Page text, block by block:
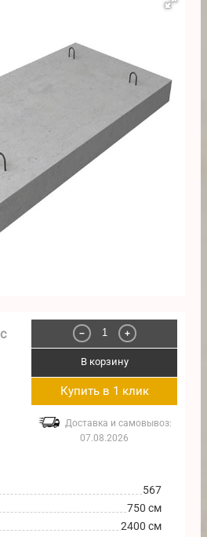
с
− +
В корзину
Купить в 1 клик
Доставка и самовывоз:
07.08.2026
567
750 см
2400 см